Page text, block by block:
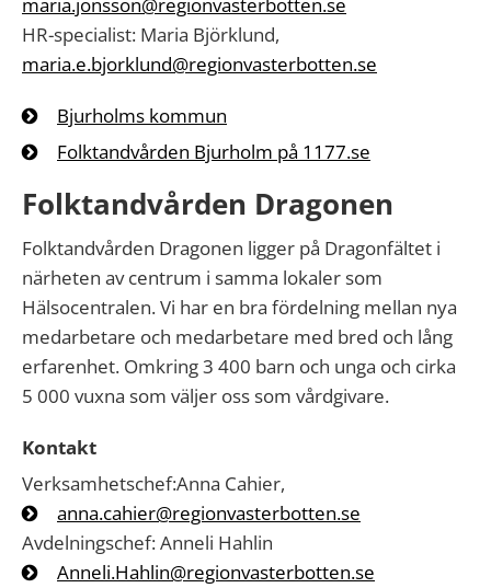
HR-specialist: Maria Björklund,
maria.e.bjorklund@regionvasterbotten.se
Bjurholms kommun
Folktandvården Bjurholm på 1177.se
Folktandvården Dragonen
Folktandvården Dragonen ligger på Dragonfältet i
närheten av centrum i samma lokaler som
Hälsocentralen. Vi har en bra fördelning mellan nya
medarbetare och medarbetare med bred och lång
erfarenhet. Omkring 3 400 barn och unga och cirka
5 000 vuxna som väljer oss som vårdgivare.
Kontakt
Verksamhetschef:Anna Cahier,
anna.cahier@regionvasterbotten.se
Avdelningschef: Anneli Hahlin
Anneli.Hahlin@regionvasterbotten.se